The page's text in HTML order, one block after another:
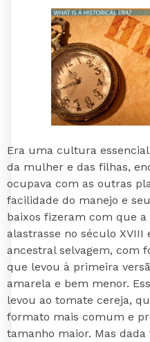
Era uma cultura
da mulher e das filhas,
ocupava com as outras
facilidade do manejo e
baixos fizeram com que
alastrasse no século XVIII
ancestral selvagem, com
que levou à primeira
amarela e bem menor.
levou ao tomate cereja,
formato mais comum e
tamanho maior. Mas